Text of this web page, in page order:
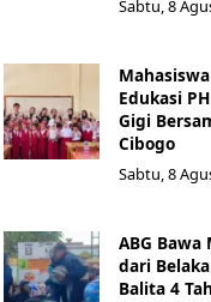
Sabtu, 8
Edukasi
Gigi
Cibogo
Sabtu, 8
ABG
dari
Balita 4